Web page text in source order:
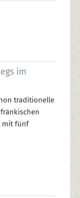
im
traditionelle
mit fünf